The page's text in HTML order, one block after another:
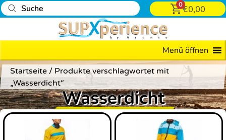
0€0,00
Menü öffnen
Startseite / Produkte verschlagwortet mit
„Wasserdicht“
Wasserdicht
—
660